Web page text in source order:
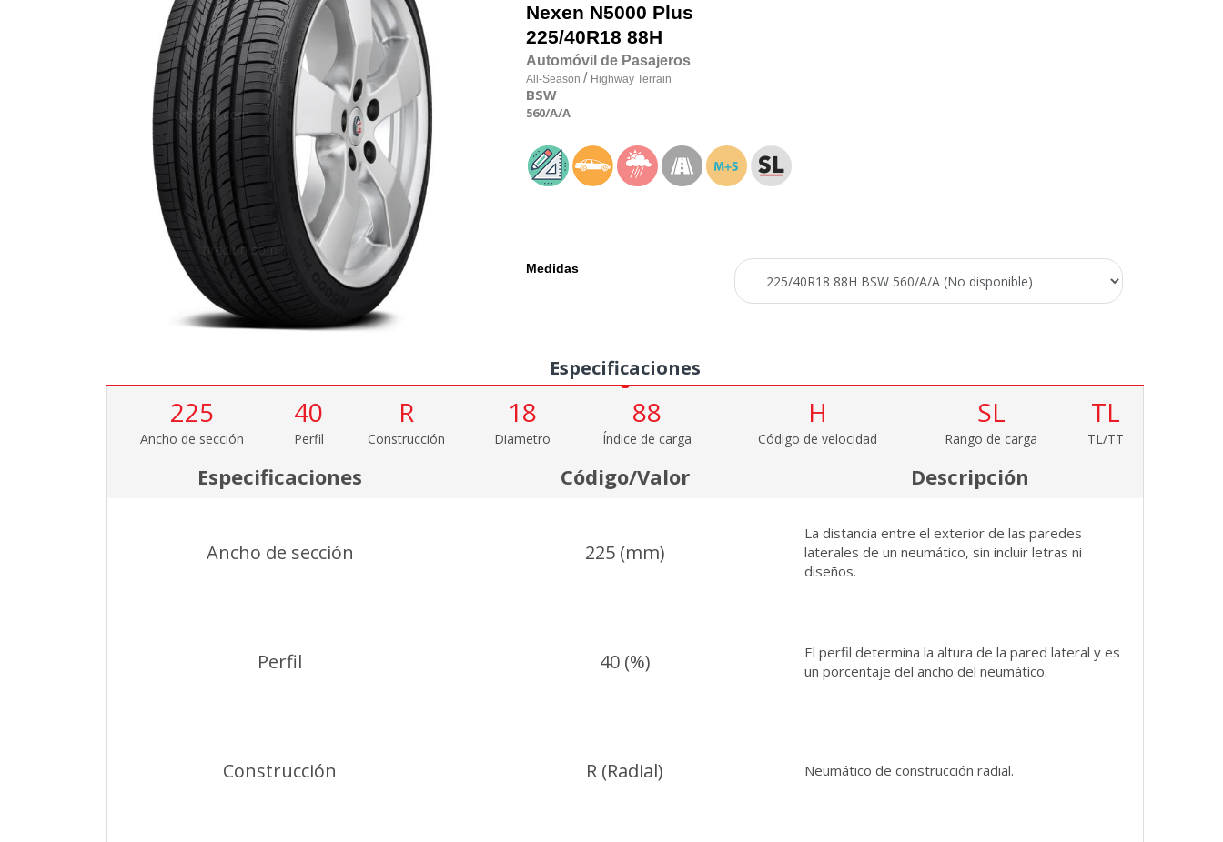
Nexen N5000 Plus
225/40R18 88H
Automóvil de Pasajeros
All-Season / Highway Terrain
BSW
560/A/A
Medidas
Especificaciones
225
Ancho de sección
40
Perfil
R
Construcción
18
Diametro
88
Índice de carga
H
Código de velocidad
SL
Rango de carga
TL
TL/TT
Especificaciones Código/Valor Descripción
Ancho de sección 225 (mm)
La distancia entre el exterior de las paredes
laterales de un neumático, sin incluir letras ni
diseños.
Perfil 40 (%)
El perfil determina la altura de la pared lateral y es
un porcentaje del ancho del neumático.
Construcción R (Radial) Neumático de construcción radial.